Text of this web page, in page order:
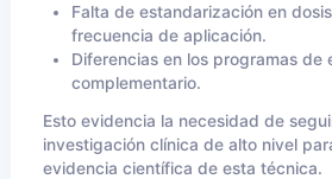
Falta de estandarización en
frecuencia de aplicación.
Diferencias en los programas de
complementario.
Esto evidencia la necesidad de
investigación clínica de alto nivel
evidencia científica de esta técnica.